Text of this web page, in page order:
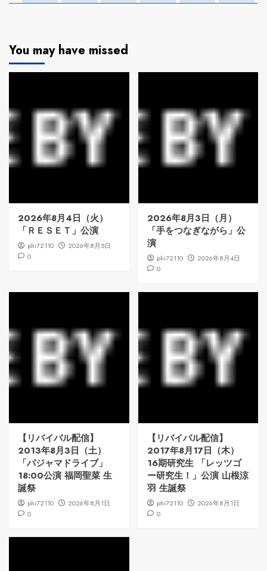
You may have missed
2026年8月4日（火）
「ＲＥＳＥＴ」公演
phi72110
2026年8月5日
0
2026年8月3日（月）
「手をつなぎながら」公
演
phi72110
2026年8月4日
0
【リバイバル配信】
2013年8月3日（土）
「パジャマドライブ」
18:00公演 福岡聖菜 生
誕祭
phi72110
2026年8月1日
0
【リバイバル配信】
2017年8月17日（木）
16期研究生 「レッツゴ
ー研究生！」公演 山根涼
羽 生誕祭
phi72110
2026年8月1日
0